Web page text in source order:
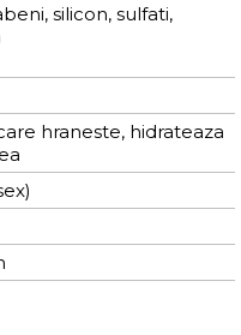
silicon, sulfati,
hraneste, hidrateaza